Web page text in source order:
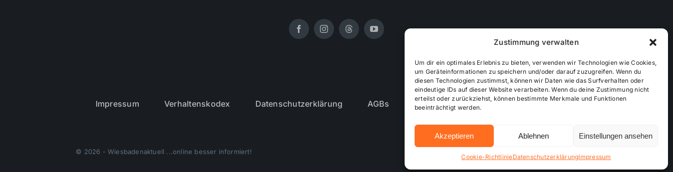
Zustimmung verwalten
Um dir ein optimales Erlebnis zu bieten, verwenden wir Technologien wie Cookies,
um Geräteinformationen zu speichern und/oder darauf zuzugreifen. Wenn du
diesen Technologien zustimmst, können wir Daten wie das Surfverhalten oder
eindeutige IDs auf dieser Website verarbeiten. Wenn du deine Zustimmung nicht
erteilst oder zurückziehst, können bestimmte Merkmale und Funktionen
beeinträchtigt werden.
Akzeptieren Ablehnen Einstellungen ansehen
Cookie-RichtlinieDatenschutzerklärungImpressum
Impressum Verhaltenskodex Datenschutzerklärung AGBs Cookie-Richtlinie (EU) Mediendaten
© 2026 - Wiesbadenaktuell ...online besser informiert!